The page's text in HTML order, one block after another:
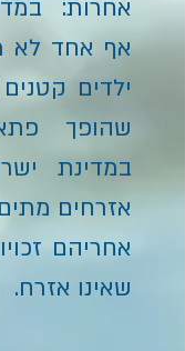
אחרות:
אף אחד לא
ילדים
שהופך
במדינת
אזרחים
אחריהם
שאינו אזרח.